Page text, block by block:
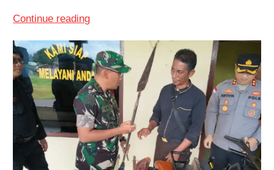
Continue reading